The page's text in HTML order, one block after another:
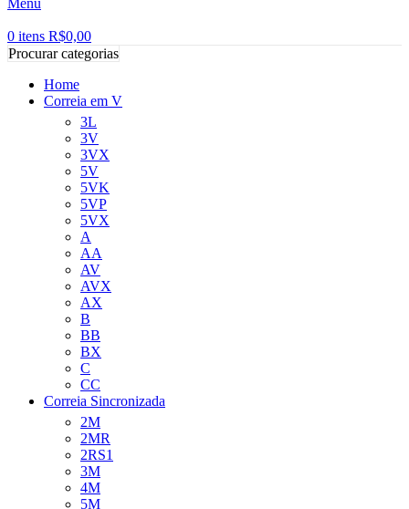
Menu
0 itens R$0,00
Procurar categorias
Home
Correia em V
3L
3V
3VX
5V
5VK
5VP
5VX
A
AA
AV
AVX
AX
B
BB
BX
C
CC
Correia Sincronizada
2M
2MR
2RS1
3M
4M
5M